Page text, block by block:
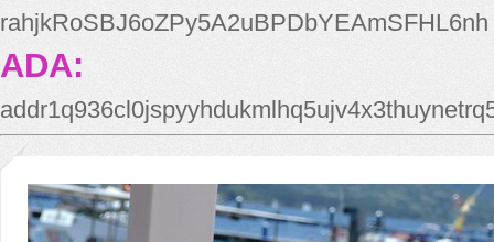
rahjkRoSBJ6oZPy5A2uBPDbYEAmSFHL6nh
ADA: